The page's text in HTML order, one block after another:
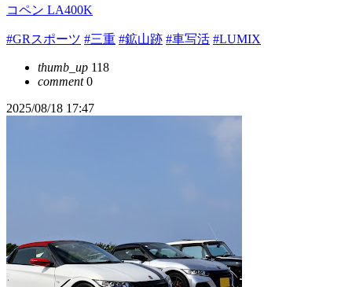
コペン LA400K
#GRスポーツ #三重 #鉱山跡 #車写活 #LUMIX
thumb_up 118
comment0
2025/08/18 17:47